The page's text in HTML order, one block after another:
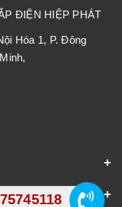
ĐIỆN HIỆP PHÁT
Hóa 1, P. Đông